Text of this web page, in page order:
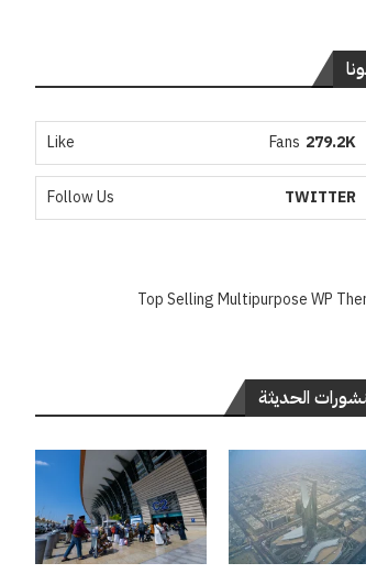
279.2K
Fans
Like
TWITTER
Follow Us
الحديثة